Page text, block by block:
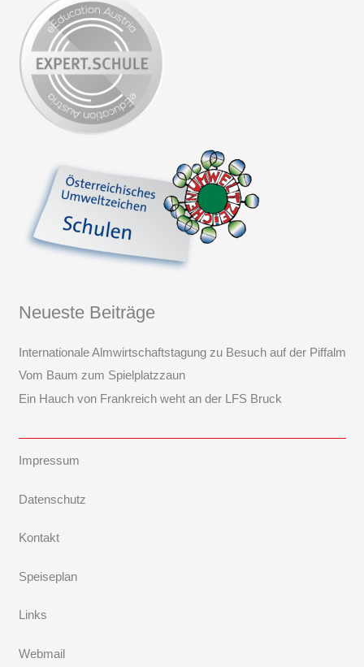
Neueste Beiträge
Internationale Almwirtschaftstagung zu Besuch auf der Piffalm
Vom Baum zum Spielplatzzaun
Ein Hauch von Frankreich weht an der LFS Bruck
Impressum
Datenschutz
Kontakt
Speiseplan
Links
Webmail